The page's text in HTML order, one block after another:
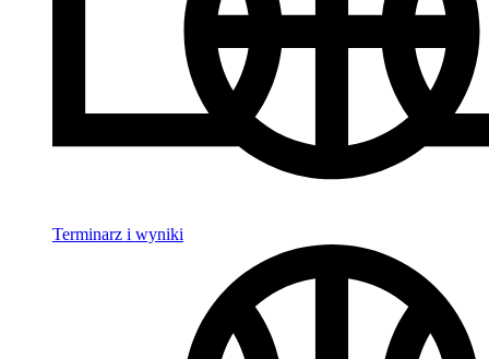
Terminarz i wyniki